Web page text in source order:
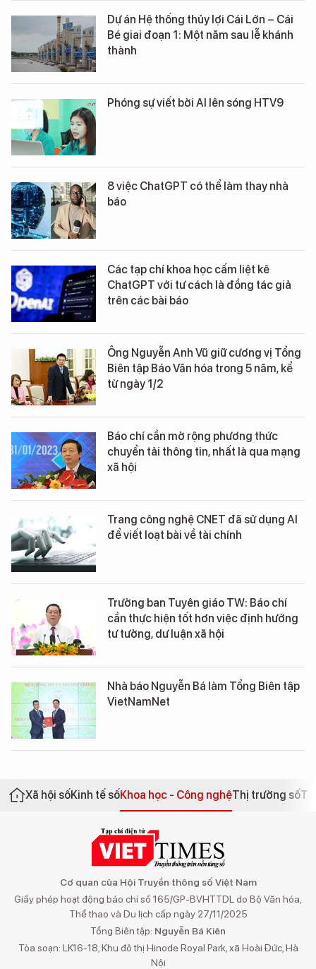
Dự án Hệ thống thủy lợi Cái Lớn – Cái
Bé giai đoạn 1: Một năm sau lễ khánh
thành
Phóng sự viết bởi AI lên sóng HTV9
8 việc ChatGPT có thể làm thay nhà
báo
Các tạp chí khoa học cấm liệt kê
ChatGPT với tư cách là đồng tác giả
trên các bài báo
Ông Nguyễn Anh Vũ giữ cương vị Tổng
Biên tập Báo Văn hóa trong 5 năm, kể
từ ngày 1/2
Báo chí cần mở rộng phương thức
chuyển tải thông tin, nhất là qua mạng
xã hội
Trang công nghệ CNET đã sử dụng AI
để viết loạt bài về tài chính
Trưởng ban Tuyên giáo TW: Báo chí
cần thực hiện tốt hơn việc định hướng
tư tưởng, dư luận xã hội
Nhà báo Nguyễn Bá làm Tổng Biên tập
VietNamNet
Xã hội sốKinh tế sốKhoa học - Công nghệThị trường số
Cơ quan của Hội Truyền thông số Việt Nam
Giấy phép hoạt động báo chí số 165/GP-BVHTTDL do Bộ Văn hóa,
Thể thao và Du lịch cấp ngày 27/11/2025
Tổng Biên tập: Nguyễn Bá Kiên
Tòa soạn: LK16-18, Khu đô thị Hinode Royal Park, xã Hoài Đức, Hà
Nội